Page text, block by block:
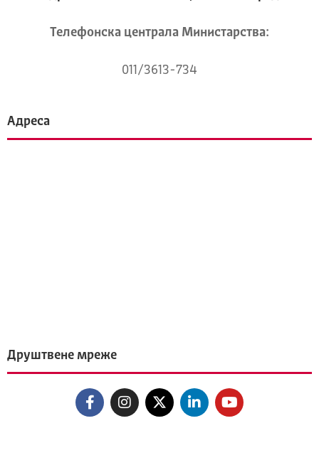
Телeфонска централа Mинистарства:
011/3613-734
Адреса
Друштвене мреже